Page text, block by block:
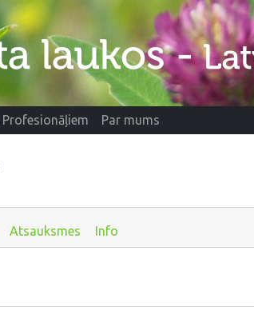
Profesionāļiem Par mums
Atsauksmes Info